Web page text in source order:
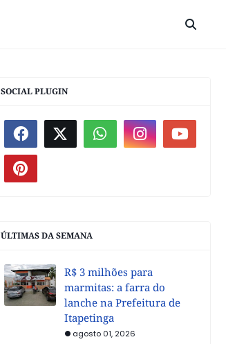
SOCIAL PLUGIN
ÚLTIMAS DA SEMANA
R$ 3 milhões para
marmitas: a farra do
lanche na Prefeitura de
Itapetinga
agosto 01, 2026